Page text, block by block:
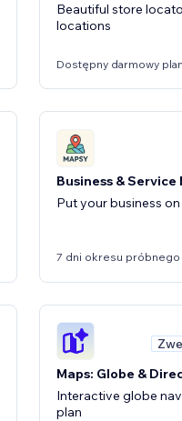
Beautiful store
locations
Dostępny darmowy plan
Business & Service
Put your business
7 dni okresu próbnego
Maps: Globe &
Interactive globe
plan